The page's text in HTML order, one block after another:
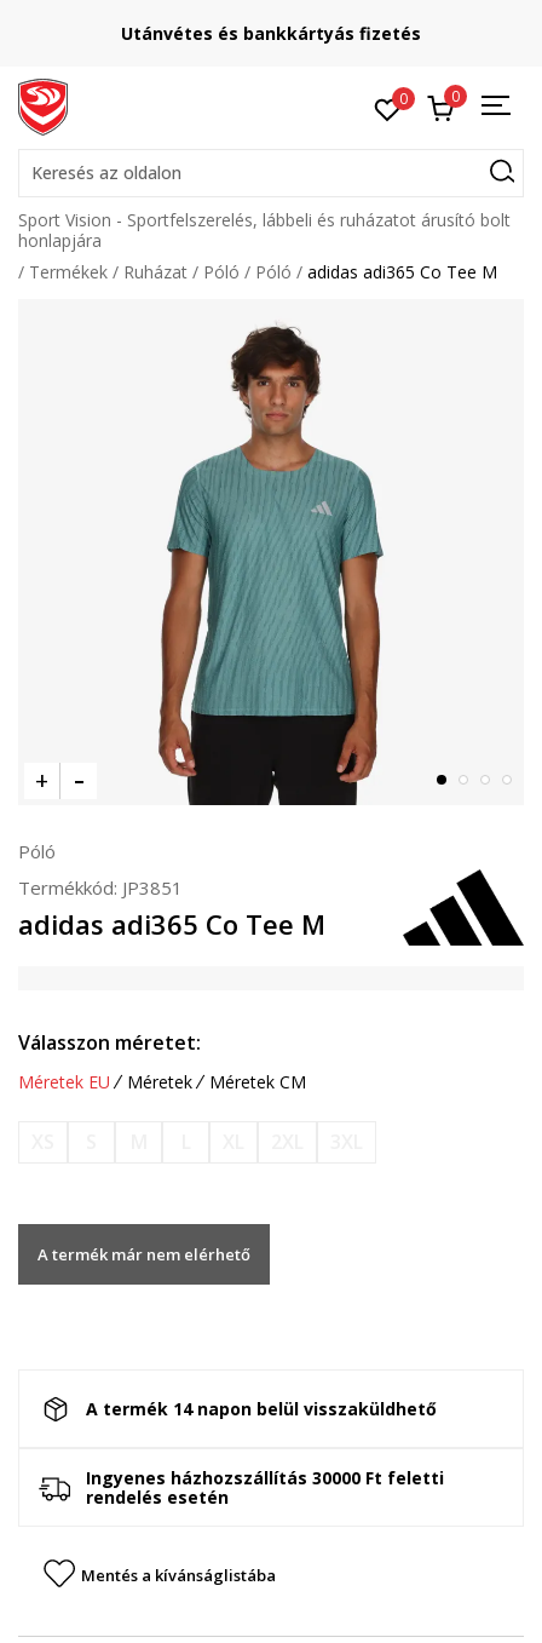
Utánvétes és bankkártyás fizetés
0 0
Keresés az oldalon
Sport Vision - Sportfelszerelés, lábbeli és ruházatot árusító bolt
honlapjára
Termékek
Ruházat Póló Póló adidas adi365 Co Tee M
Póló
Termékkód: JP3851
adidas adi365 Co Tee M
Válasszon méretet:
Méretek EU Méretek Méretek CM
A termék már nem elérhető
A termék 14 napon belül visszaküldhető
Ingyenes házhozszállítás 30000 Ft feletti
rendelés esetén
Mentés a kívánságlistába